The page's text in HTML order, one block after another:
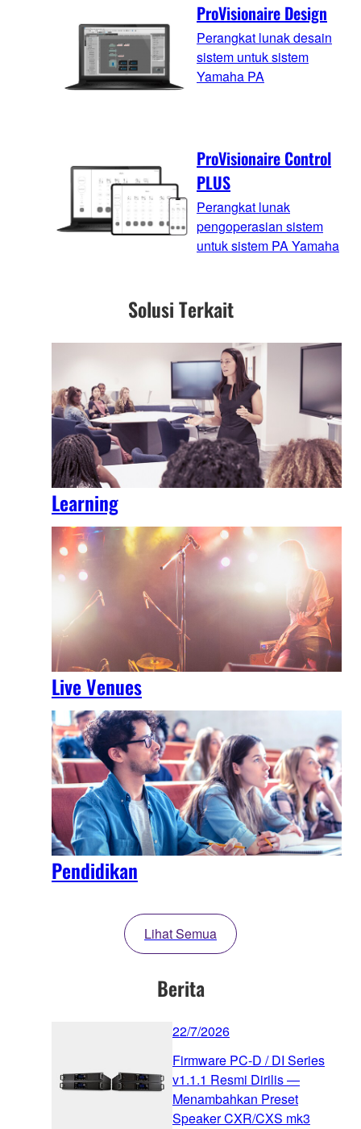
ProVisionaire Design
Perangkat lunak desain
sistem untuk sistem
Yamaha PA
ProVisionaire Control
PLUS
Perangkat lunak
pengoperasian sistem
untuk sistem PA Yamaha
Solusi Terkait
Learning
Live Venues
Pendidikan
Lihat Semua
Berita
22/7/2026
Firmware PC-D / DI Series
v1.1.1 Resmi Dirilis —
Menambahkan Preset
Speaker CXR/CXS mk3